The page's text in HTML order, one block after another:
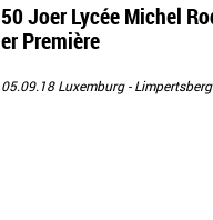
50 Joer Lycée Michel
er Première
05.09.18Luxemburg - Limpertsberg